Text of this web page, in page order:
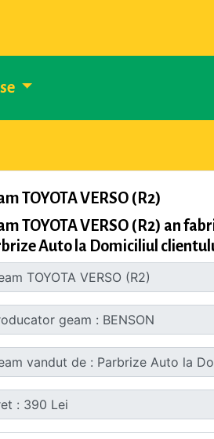
TOYOTA VERSO (R2)
TOYOTA VERSO (R2) an
Auto la Domiciliul